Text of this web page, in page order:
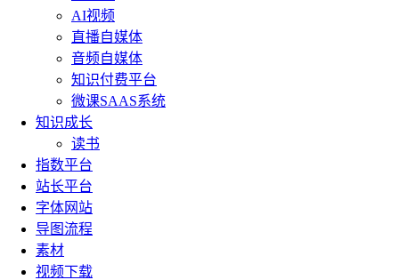
AI视频
直播自媒体
音频自媒体
知识付费平台
微课SAAS系统
知识成长
读书
指数平台
站长平台
字体网站
导图流程
素材
视频下载